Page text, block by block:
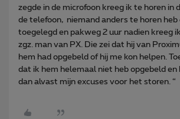
zegde in de microfoon kreeg ik te horen in
de telefoon, niemand anders te horen heb
toegelegd en pakweg 2 uur nadien kreeg
zgz. man van PX. Die zei dat hij van
hem had opgebeld of hij me kon helpen.
dat ik hem helemaal niet heb opgebeld en
dan alvast mijn excuses voor het storen. “